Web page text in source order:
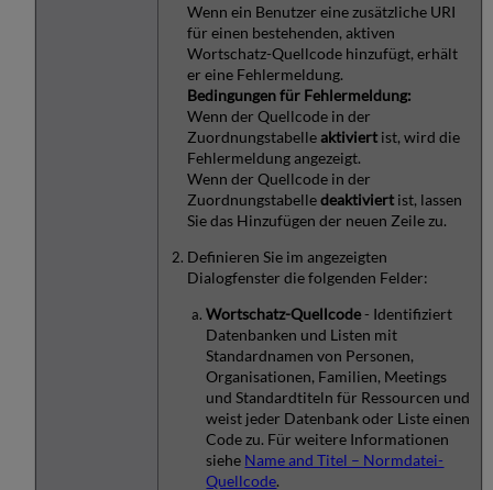
Wenn ein Benutzer eine zusätzliche URI
für einen bestehenden, aktiven
Wortschatz-Quellcode hinzufügt, erhält
er eine Fehlermeldung.
Bedingungen für Fehlermeldung:
Wenn der Quellcode in der
Zuordnungstabelleaktiviertist, wird die
Fehlermeldung angezeigt.
Wenn der Quellcode in der
Zuordnungstabelledeaktiviertist, lassen
Sie das Hinzufügen der neuen Zeile zu.
Definieren Sie im angezeigten
Dialogfenster die folgenden Felder:
Wortschatz-Quellcode- Identifiziert
Datenbanken und Listen mit
Standardnamen von Personen,
Organisationen, Familien, Meetings
und Standardtiteln für Ressourcen und
weist jeder Datenbank oder Liste einen
Code zu. Für weitere Informationen
siehe Name and Titel – Normdatei-
Quellcode.